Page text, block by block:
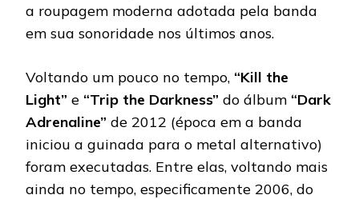
a roupagem moderna adotada pela banda
em sua sonoridade nos últimos anos.
Voltando um pouco no tempo, “Kill the
Light” e “Trip the Darkness” do álbum “Dark
Adrenaline” de 2012 (época em a banda
iniciou a guinada para o metal alternativo)
foram executadas. Entre elas, voltando mais
ainda no tempo, especificamente 2006, do